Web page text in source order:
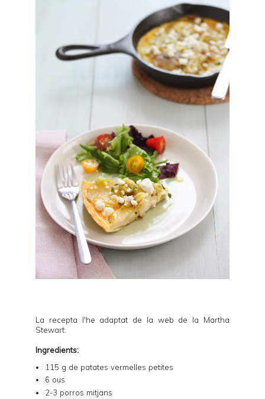
La recepta l'he adaptat de la web de la Martha
Stewart
Ingredients:
115 g de patates vermelles petites
6 ous
2-3 porros mitjans